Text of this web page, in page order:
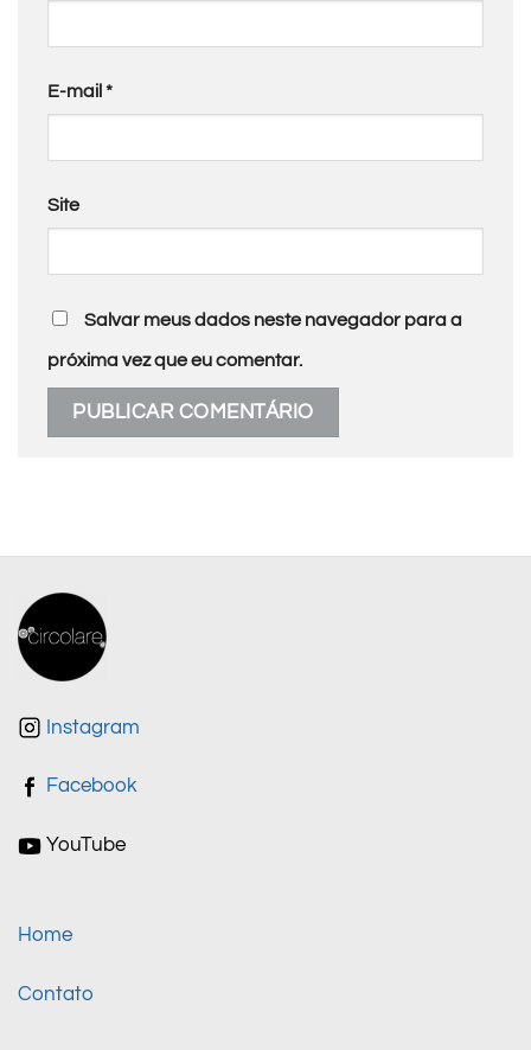
E-mail *
Site
Salvar meus dados neste navegador para a
próxima vez que eu comentar.
Instagram
Facebook
YouTube
Home
Contato